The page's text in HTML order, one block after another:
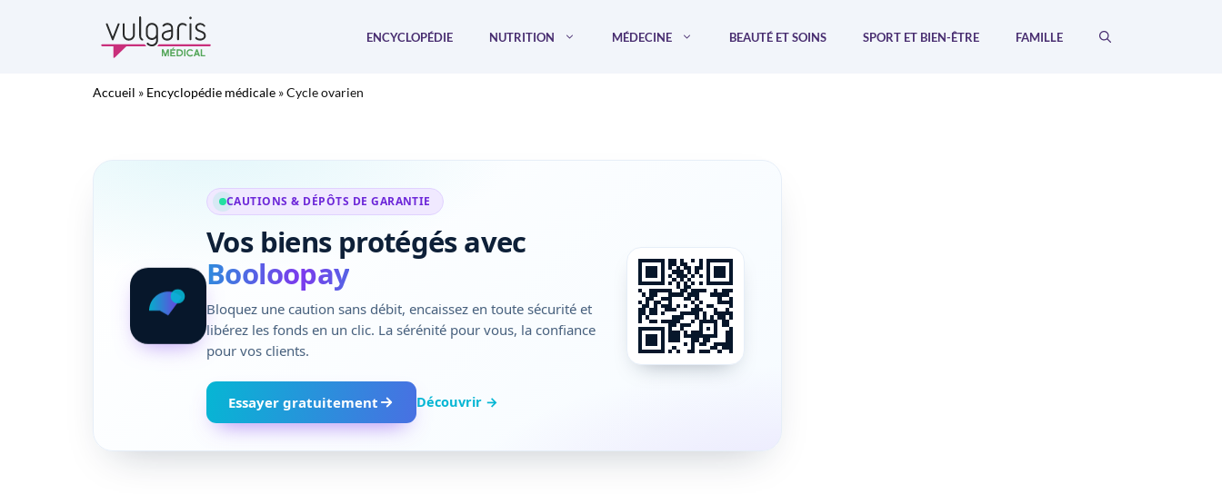
ENCYCLOPÉDIE NUTRITION MÉDECINE BEAUTÉ ET SOINS SPORT ET BIEN-ÊTRE FAMILLE
Accueil » Encyclopédie médicale »Cycle ovarien
CAUTIONS & DÉPÔTS DE GARANTIE
Vos biens protégés avec
Booloopay
Bloquez une caution sans débit, encaissez en toute sécurité et
libérez les fonds en un clic. La sérénité pour vous, la confiance
pour vos clients.
Essayer gratuitement Découvrir →